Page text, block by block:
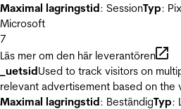
Maximal lagringstid: SessionTyp:
Microsoft
7
Läs mer om den här leverantören
_uetsidUsed to track visitors on
relevant advertisement based on the
Maximal lagringstid: BeständigTyp: